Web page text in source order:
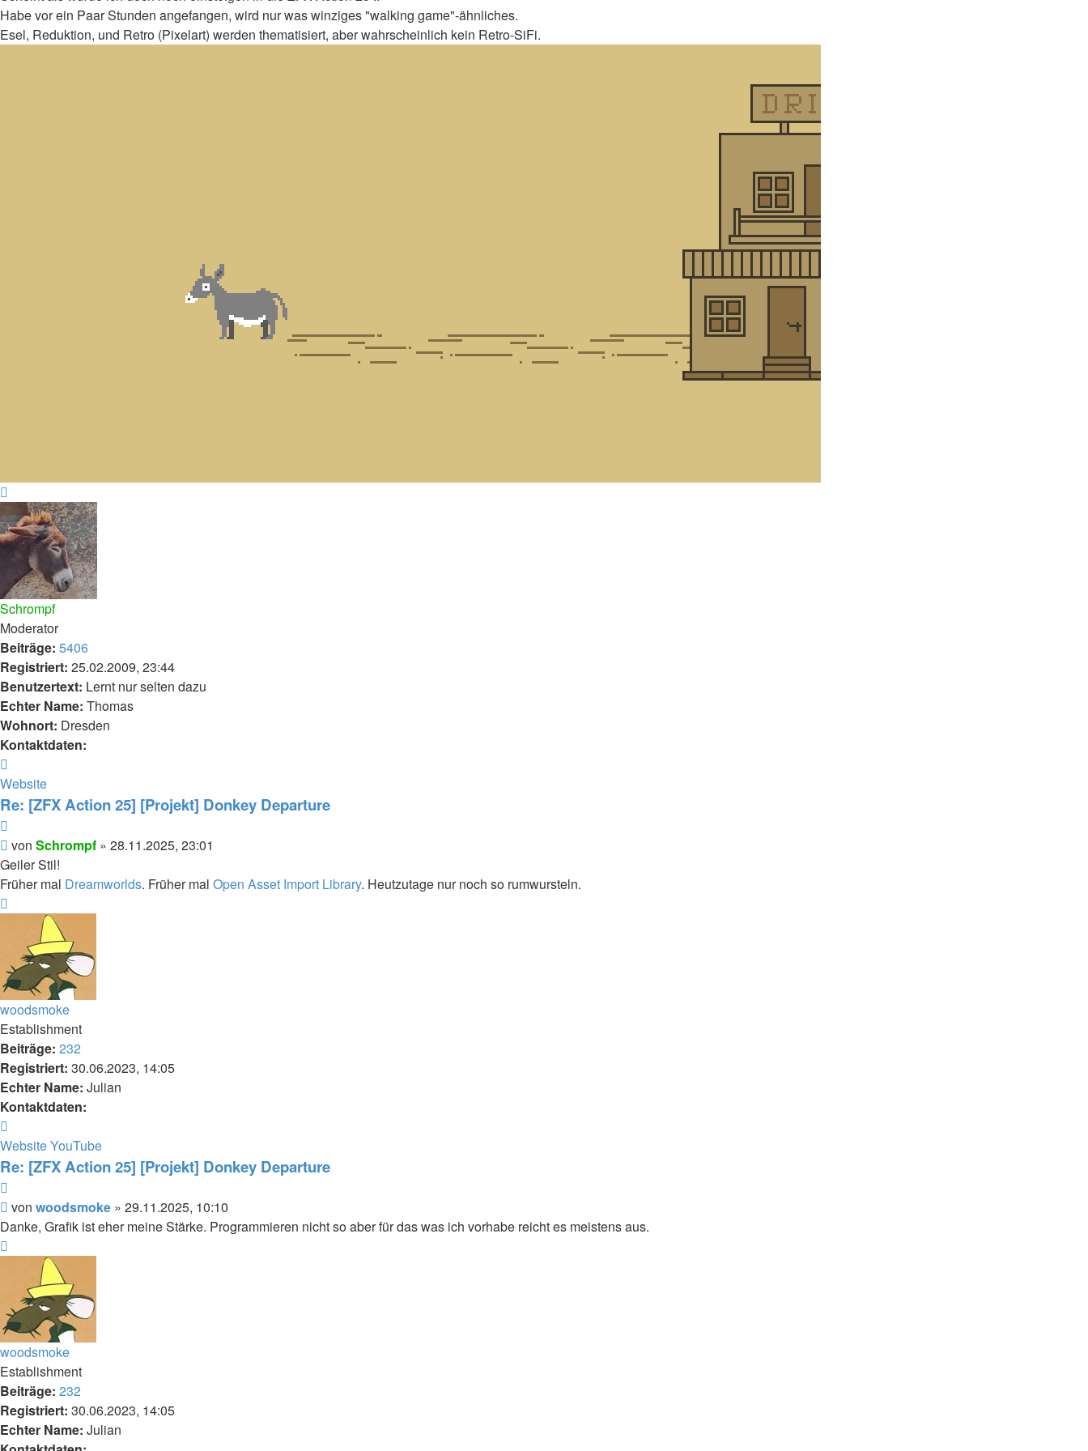
Habe vor ein Paar Stunden angefangen, wird nur was winziges "walking game"-ähnliches.
Esel, Reduktion, und Retro (Pixelart) werden thematisiert, aber wahrscheinlich kein Retro-SiFi.
oben
Schrompf
Moderator
Beiträge: 5406
Registriert: 25.02.2009, 23:44
Benutzertext: Lernt nur selten dazu
Echter Name: Thomas
Wohnort: Dresden
Kontaktdaten:
von
Schrompf
Website
Re: [ZFX Action 25] [Projekt] Donkey Departure
Beitrag
von Schrompf » 28.11.2025, 23:01
Geiler Stil!
Früher mal Dreamworlds. Früher mal Open Asset Import Library. Heutzutage nur noch so rumwursteln.
woodsmoke
Establishment
Beiträge: 232
Registriert: 30.06.2023, 14:05
Echter Name: Julian
Kontaktdaten:
von
woodsmoke
WebsiteYouTube
Re: [ZFX Action 25] [Projekt] Donkey Departure
Beitrag
von woodsmoke » 29.11.2025, 10:10
Danke, Grafik ist eher meine Stärke. Programmieren nicht so aber für das was ich vorhabe reicht es meistens aus.
woodsmoke
Establishment
Beiträge: 232
Registriert: 30.06.2023, 14:05
Echter Name: Julian